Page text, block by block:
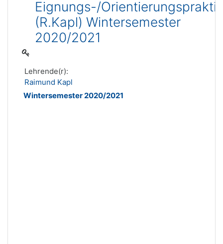
Eignungs-/
(R.Kapl) Wintersemester
2020/2021
Lehrende(r):
Raimund Kapl
Wintersemester 2020/2021